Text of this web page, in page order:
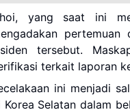
yang saat ini
tersebut.
terkait laporan
ini menjadi
Korea Selatan dalam